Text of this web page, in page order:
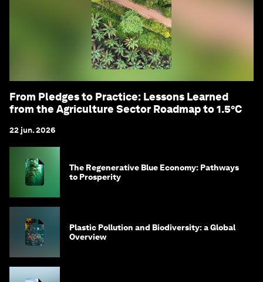
From Pledges to Practice: Lessons Learned
from the Agriculture Sector Roadmap to 1.5°C
22 jun. 2026
The Regenerative Blue Economy: Pathways
to Prosperity
Plastic Pollution and Biodiversity: a Global
Overview